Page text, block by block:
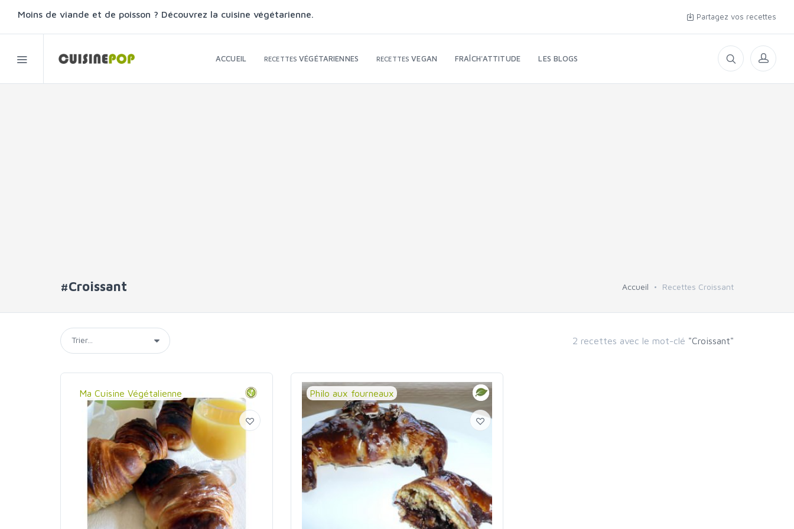
Moins de viande et de poisson ? Découvrez la cuisine végétarienne. Partagez vos recettes
ACCUEIL RECETTESVÉGÉTARIENNES RECETTESVEGAN FRAÎCH'ATTITUDE LES BLOGS
#Croissant Accueil Recettes Croissant
2 recettes avec le mot-clé "Croissant"
Ma Cuisine Végétalienne Philo aux fourneaux